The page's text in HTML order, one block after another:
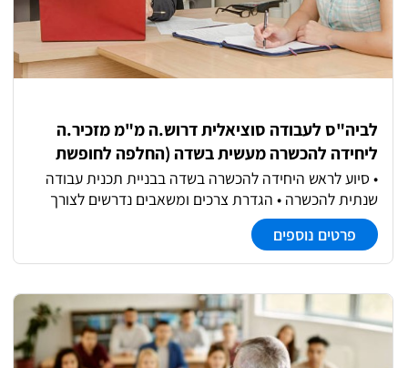
לביה"ס לעבודה סוציאלית דרוש.ה מ"מ מזכיר.ה
ליחידה להכשרה מעשית בשדה (החלפה לחופשת
לידה)
• סיוע לראש היחידה להכשרה בשדה בבניית תכנית עבודה
שנתית להכשרה • הגדרת צרכים ומשאבים נדרשים לצורך
יישום תכנית העבודה • בניית תקציב לפעילות ההכשרה
בשדה ולקורסי המדריכים, מעקב אחר ביצוע מול תכנון, הכנת
דיווח והעברתו לראש התכנית ולרכזת המחלקה. • תכנון לו"ז
• שיבוץ סטודנטים להכשרה וטיפול בהחזרי נסיעות. • עבודה
שוטפת מול מרצי הסמינרים • מענה טלפוני, קבלת קהל. •
ריכוז חומרים והשתתפות בוועדות הכשרה • הכנת חומרים
פרטים נוספים